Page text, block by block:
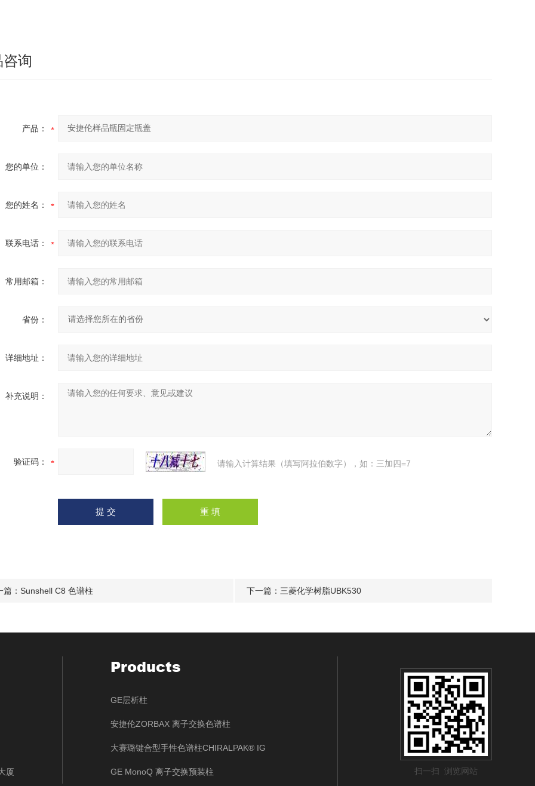
询
产品：
您的单位：
您的姓名：
联系电话：
常用邮箱：
省份：
详细地址：
补充说明：
验证码： 请输入计算结果（填写阿拉伯数字），如：三加四=7
篇： Sunshell C8 色谱柱 下一篇： 三菱化学树脂UBK530
厦
Products
GE层析柱
安捷伦ZORBAX 离子交换色谱柱
大赛璐键合型手性色谱柱CHIRALPAK® IG
GE MonoQ 离子交换预装柱 扫一扫 浏览网站